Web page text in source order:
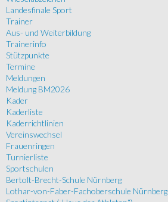
Landesfinale Sport
Trainer
Aus- und Weiterbildung
Trainerinfo
Stützpunkte
Termine
Meldungen
Meldung BM2026
Kader
Kaderliste
Kaderrichtlinien
Vereinswechsel
Frauenringen
Turnierliste
Sportschulen
Bertolt-Brecht-Schule Nürnberg
Lothar-von-Faber-Fachoberschule Nürnberg